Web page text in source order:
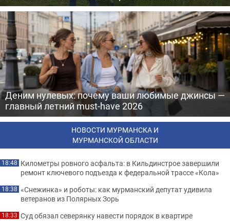
Деним нулевых: почему ваши любимые джинсы —
главный летний must-have 2026
НОВОСТИ МУРМАНСКА И
МУРМАНСКОЙ ОБЛАСТИ
18:48 Километры ровного асфальта: в Кильдинстрое завершили
ремонт ключевого подъезда к федеральной трассе «Кола»
18:38 «Снежинка» и роботы: как мурманский депутат удивила
ветеранов из Полярных Зорь
18:33 Суд обязал северянку навести порядок в квартире